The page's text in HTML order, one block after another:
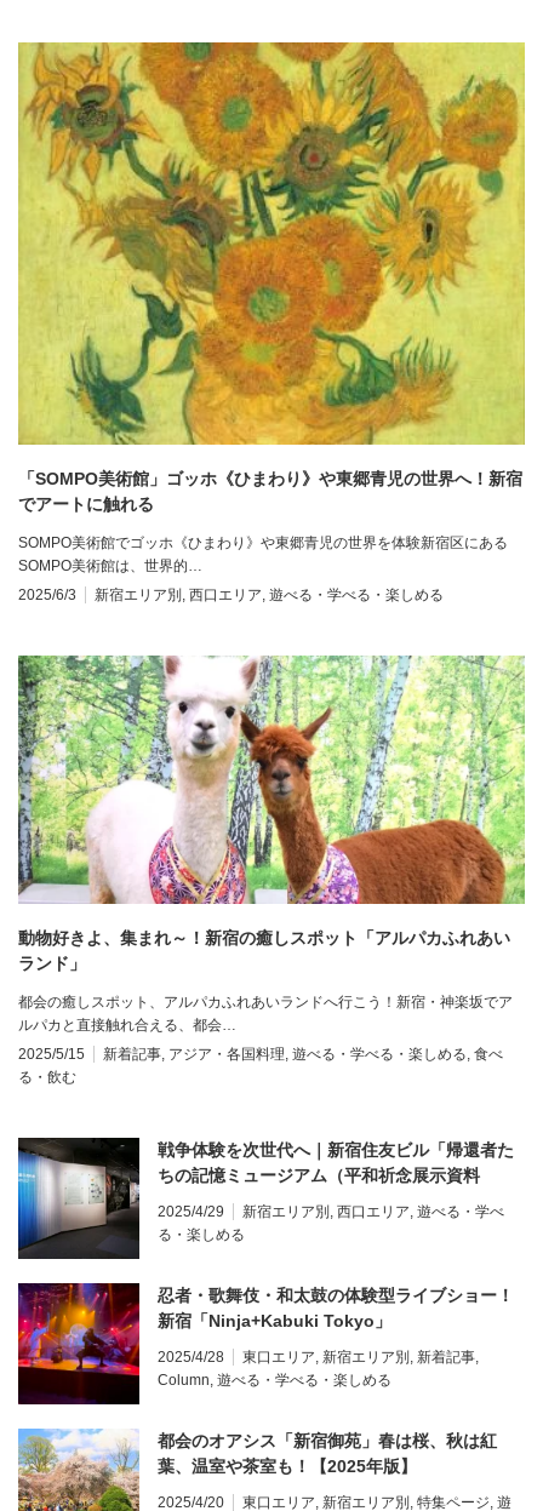
「SOMPO美術館」ゴッホ《ひまわり》や東郷青児の世界へ！新宿
でアートに触れる
SOMPO美術館でゴッホ《ひまわり》や東郷青児の世界を体験新宿区にある
SOMPO美術館は、世界的…
2025/6/3
新宿エリア別, 西口エリア, 遊べる・学べる・楽しめる
動物好きよ、集まれ～！新宿の癒しスポット「アルパカふれあい
ランド」
都会の癒しスポット、アルパカふれあいランドへ行こう！新宿・神楽坂でア
ルパカと直接触れ合える、都会…
2025/5/15
新着記事, アジア・各国料理, 遊べる・学べる・楽しめる, 食べ
る・飲む
戦争体験を次世代へ｜新宿住友ビル「帰還者た
ちの記憶ミュージアム（平和祈念展示資料
2025/4/29 新宿エリア別 , 西口エリア, 遊べる・学べ
る・楽しめる
忍者・歌舞伎・和太鼓の体験型ライブショー！
新宿「Ninja+Kabuki Tokyo」
2025/4/28 東口エリア, 新宿エリア別 , 新着記事,
Column, 遊べる・学べる・楽しめる
都会のオアシス「新宿御苑」春は桜、秋は紅
葉、温室や茶室も！【2025年版】
2025/4/20 東口エリア, 新宿エリア別 , 特集ページ, 遊